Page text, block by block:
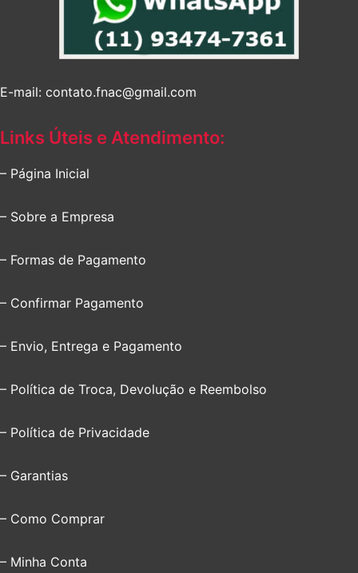
E-mail: contato.fnac@gmail.com
Links Úteis e Atendimento:
– Página Inicial
– Sobre a Empresa
– Formas de Pagamento
– Confirmar Pagamento
– Envio, Entrega e Pagamento
– Política de Troca, Devolução e Reembolso
– Política de Privacidade
– Garantias
– Como Comprar
– Minha Conta